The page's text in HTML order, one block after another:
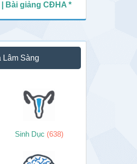
Bài giảng CĐHA *
Lâm Sàng
Sinh Dục (638)